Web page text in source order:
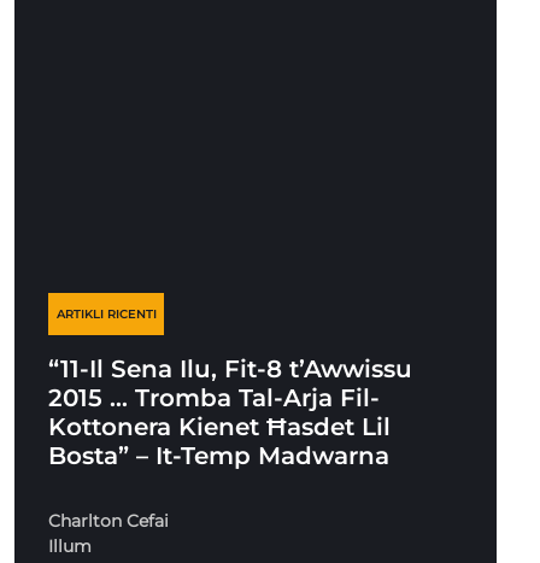
ARTIKLI RICENTI
“11-Il Sena Ilu, Fit-8 t’Awwissu
2015 … Tromba Tal-Arja Fil-
Kottonera Kienet Ħasdet Lil
Bosta” – It-Temp Madwarna
Charlton Cefai
Illum